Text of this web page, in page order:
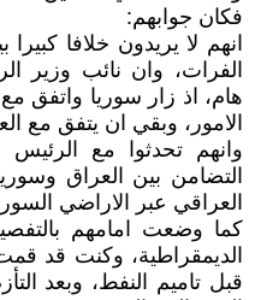
فكان جوابهم:
انهم لا يريدون خلافا
الفرات، وان نائب وزير
هام، اذ زار سوريا واتفق
الامور، وبقي ان يتفق مع
وانهم تحدثوا مع
التضامن بين العراق
العراقي عبر الاراضي
كما وضعت امامهم
الديمقراطية، وكنت قد
قبل تاميم النفط، وبعد